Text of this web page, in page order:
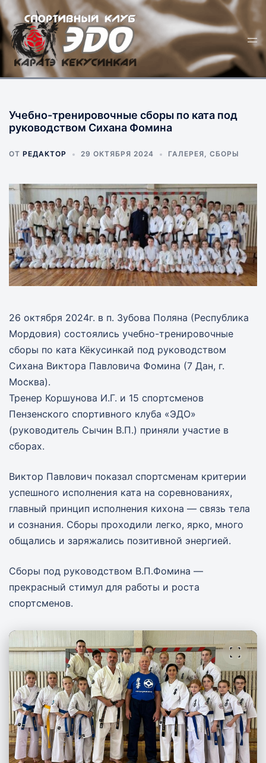
Перейти
к
содержимому
Учебно-тренировочные сборы по ката под
руководством Сихана Фомина
ОТ РЕДАКТОР 29 ОКТЯБРЯ 2024 ГАЛЕРЕЯ, СБОРЫ
26 октября 2024г. в п. Зубова Поляна (Республика
Мордовия) состоялись учебно-тренировочные
сборы по ката Кёкусинкай под руководством
Сихана Виктора Павловича Фомина (7 Дан, г.
Москва).
Тренер Коршунова И.Г. и 15 спортсменов
Пензенского спортивного клуба «ЭДО»
(руководитель Сычин В.П.) приняли участие в
сборах.
Виктор Павлович показал спортсменам критерии
успешного исполнения ката на соревнованиях,
главный принцип исполнения кихона — связь тела
и сознания. Сборы проходили легко, ярко, много
общались и заряжались позитивной энергией.
Сборы под руководством В.П.Фомина —
прекрасный стимул для работы и роста
спортсменов.